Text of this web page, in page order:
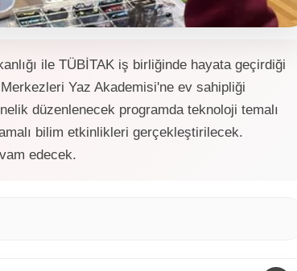
ile TÜBİTAK iş birliğinde hayata geçirdiği
Yaz Akademisi'ne ev sahipliği
düzenlenecek programda teknoloji temalı
bilim etkinlikleri gerçekleştirilecek.
edecek.